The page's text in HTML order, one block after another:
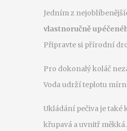
Jedním z
vlastnoručně
Připravte si přírodní
Pro dokonalý koláč
Voda udrží teplotu
Ukládání pečiva je také
křupavá a uvnitř